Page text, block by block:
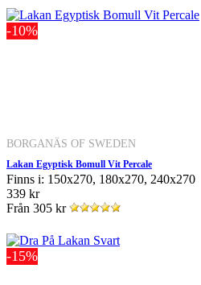
-10%
BORGANÄS OF SWEDEN
Lakan Egyptisk Bomull Vit Percale
Finns i: 150x270, 180x270, 240x270
339 kr
Från 305 kr
-15%